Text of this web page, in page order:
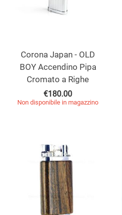
Corona Japan - OLD
BOY Accendino Pipa
Cromato a Righe
€180.00
Non disponibile in magazzino